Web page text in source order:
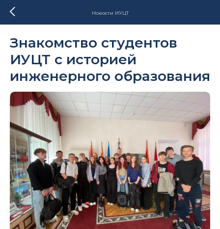
Новости ИУЦТ
Знакомство студентов
ИУЦТ с историей
инженерного образования